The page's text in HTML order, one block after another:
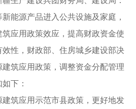
源产品进入公共设施及家庭，
应用政策效应，提高财政资金使
性，财政部、住房城乡建设部决
筑应用政策，调整资金分配管理
下：
筑应用示范市县政策，更好地发